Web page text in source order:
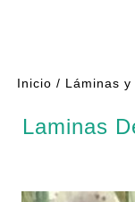
Inicio / Láminas
Laminas